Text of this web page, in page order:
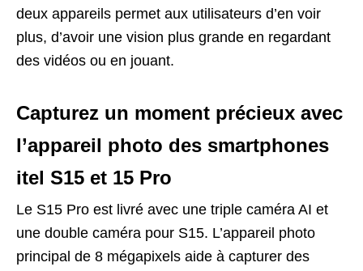
deux appareils permet aux utilisateurs d’en voir
plus, d’avoir une vision plus grande en regardant
des vidéos ou en jouant.
Capturez un moment précieux avec
l’appareil photo des smartphones
itel S15 et 15 Pro
Le S15 Pro est livré avec une triple caméra AI et
une double caméra pour S15. L’appareil photo
principal de 8 mégapixels aide à capturer des